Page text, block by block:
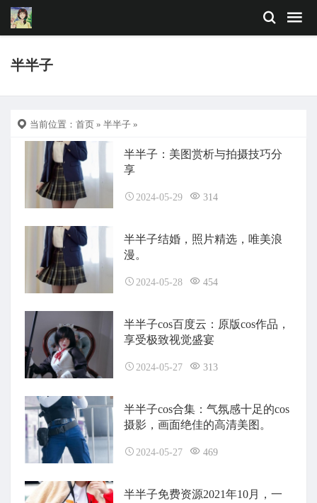
半半子
当前位置： 首页 » 半半子 »
半半子：美图赏析与拍摄技巧分
享
2024-05-29 314
半半子结婚，照片精选，唯美浪
漫。
2024-05-28 454
半半子cos百度云：原版cos作品，
享受极致视觉盛宴
2024-05-27 313
半半子cos合集：气氛感十足的cos
摄影，画面绝佳的高清美图。
2024-05-27 469
半半子免费资源2021年10月，一